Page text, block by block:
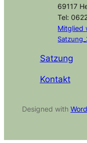
69117
Tel:
Mitglied
Satzung
Kontakt
Designed with